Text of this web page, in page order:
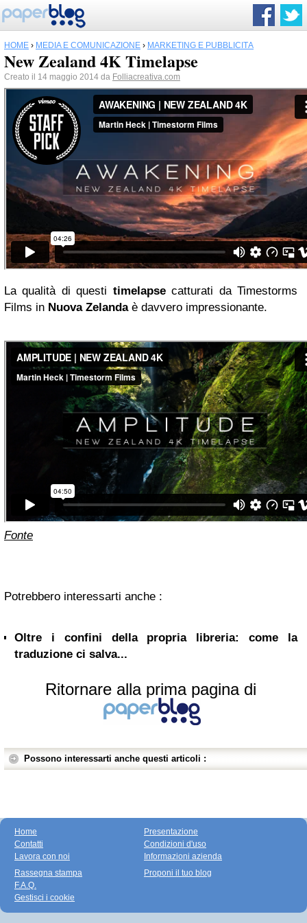
HOME › MEDIA E COMUNICAZIONE › MARKETING E PUBBLICITÀ
New Zealand 4K Timelapse
Creato il 14 maggio 2014 da Folliacreativa.com
La qualità di questi timelapsecatturati da Timestorms
Films in Nuova Zelandaè davvero impressionante.
Fonte
Potrebbero interessarti anche :
Oltre i confini della propria libreria: come la
traduzione ci salva...
Ritornare alla prima pagina di
Possono interessarti anche questi articoli :
Home
Contatti
Lavora con noi
Presentazione
Condizioni d'uso
Informazioni azienda
Rassegna stampa
F.A.Q.
Gestisci i cookie
Proponi il tuo blog